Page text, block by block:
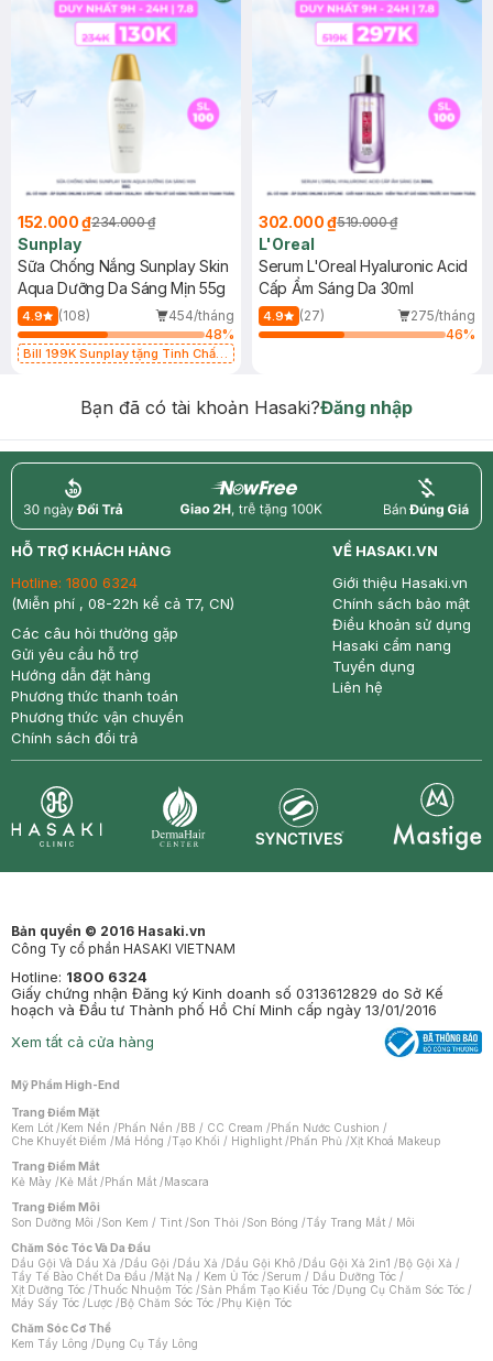
152.000 ₫234.000 ₫
Sunplay
Sữa Chống Nắng Sunplay Skin
Aqua Dưỡng Da Sáng Mịn 55g
4.9 (108)
454/tháng
48%
Bill 199K Sunplay tặng Tinh Chất
302.000 ₫519.000 ₫
L'Oreal
Serum L'Oreal Hyaluronic Acid
Cấp Ẩm Sáng Da 30ml
4.9 (27)
275/tháng
46%
Bạn đã có tài khoản Hasaki?Đăng nhập
return nowfree price
HỖ TRỢ KHÁCH HÀNG
Hotline: 1800 6324
(Miễn phí , 08-22h kể cả T7, CN)
Các câu hỏi thường gặp
Gửi yêu cầu hỗ trợ
Hướng dẫn đặt hàng
Phương thức thanh toán
Phương thức vận chuyển
Chính sách đổi trả
VỀ HASAKI.VN
Giới thiệu Hasaki.vn
Chính sách bảo mật
Điều khoản sử dụng
Hasaki cẩm nang
Tuyển dụng
Liên hệ
Bản quyền © 2016 Hasaki.vn
Công Ty cổ phần HASAKI VIETNAM
Hotline: 1800 6324
Giấy chứng nhận Đăng ký Kinh doanh số 0313612829 do Sở Kế
hoạch và Đầu tư Thành phố Hồ Chí Minh cấp ngày 13/01/2016
Xem tất cả cửa hàng
Mỹ Phẩm High-End
Trang Điểm Mặt
Kem Lót /Kem Nền /Phấn Nền /BB / CC Cream /Phấn Nước Cushion /
Che Khuyết Điểm /Má Hồng /Tạo Khối / Highlight /Phấn Phủ /Xịt Khoá Makeup
Trang Điểm Mắt
Kẻ Mày /Kẻ Mắt /Phấn Mắt /Mascara
Trang Điểm Môi
Son Dưỡng Môi /Son Kem / Tint /Son Thỏi /Son Bóng /Tẩy Trang Mắt / Môi
Chăm Sóc Tóc Và Da Đầu
Dầu Gội Và Dầu Xả /Dầu Gội /Dầu Xả /Dầu Gội Khô /Dầu Gội Xả 2in1 /Bộ Gội Xả /
Tẩy Tế Bào Chết Da Đầu /Mặt Nạ / Kem Ủ Tóc /Serum / Dầu Dưỡng Tóc /
Xịt Dưỡng Tóc /Thuốc Nhuộm Tóc /Sản Phẩm Tạo Kiểu Tóc /Dụng Cụ Chăm Sóc Tóc /
Máy Sấy Tóc /Lược /Bộ Chăm Sóc Tóc /Phụ Kiện Tóc
Chăm Sóc Cơ Thể
Kem Tẩy Lông /Dụng Cụ Tẩy Lông